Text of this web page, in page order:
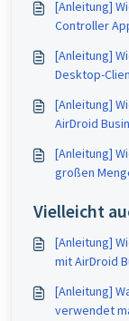
[Anleitung]
Controller
[Anleitung]
Desktop-
[Anleitung]
AirDroid
[Anleitung]
großen
Vielleicht
[Anleitung]
mit AirDroid
[Anleitung]
verwendet